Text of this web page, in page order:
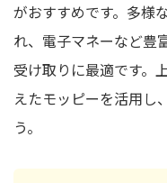
がおすすめです。多様
れ、電子マネーなど豊
受け取りに最適です。
えたモッピーを活用し
う。